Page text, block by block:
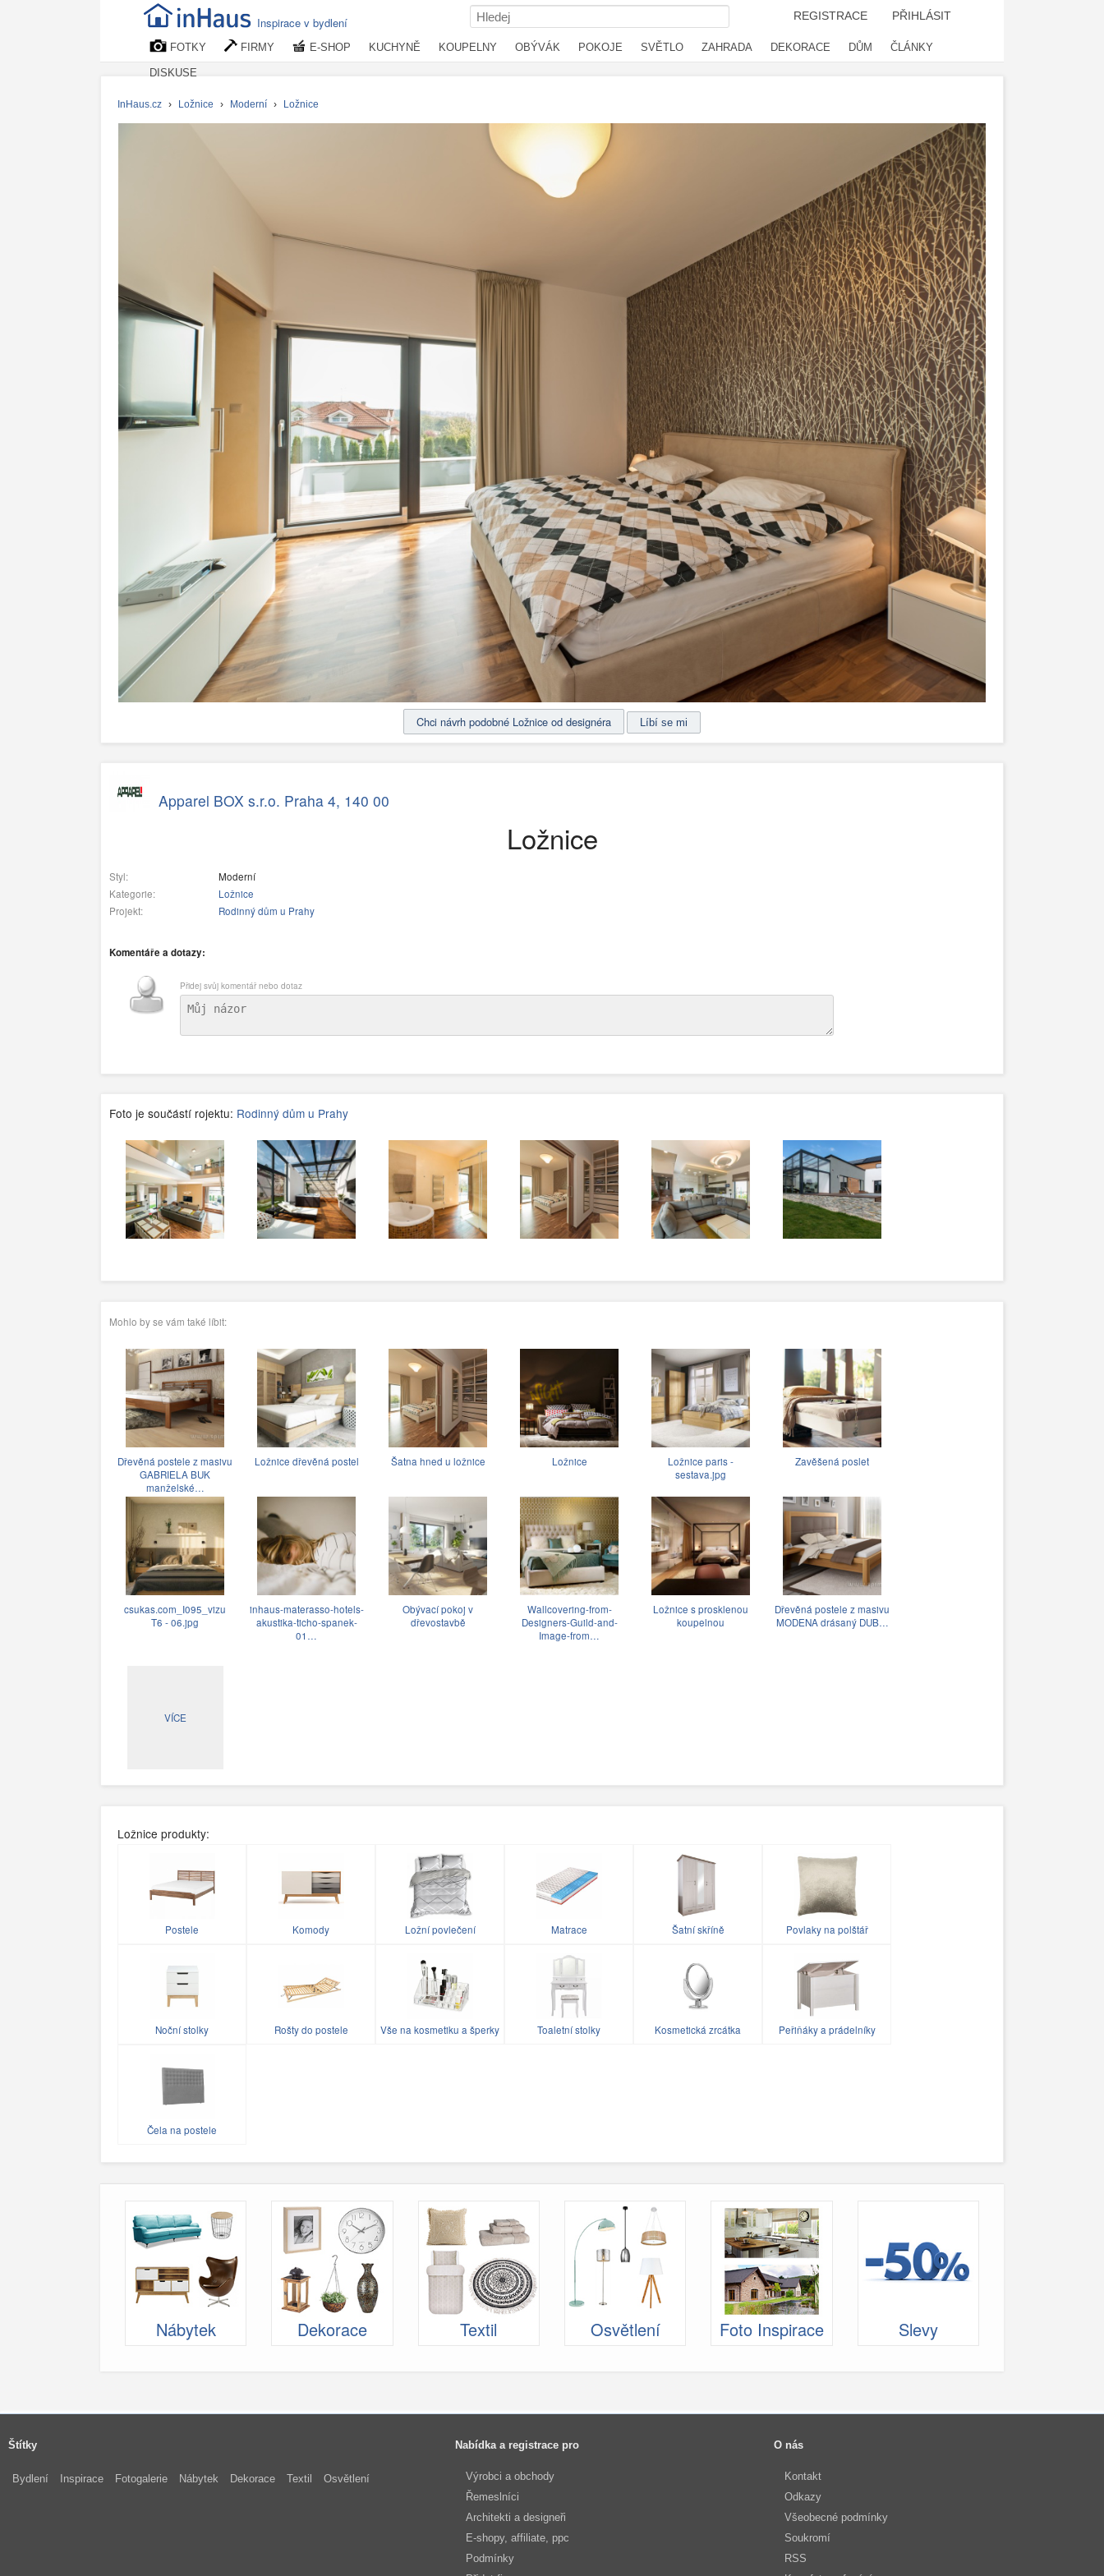
Inspirace v bydlení REGISTRACE PŘIHLÁSIT
FOTKY FIRMY E-SHOP KUCHYNĚ KOUPELNY OBÝVÁK POKOJE SVĚTLO ZAHRADA DEKORACE DŮM ČLÁNKY
DISKUSE
InHaus.cz › Ložnice › Moderní › Ložnice
Chci návrh podobné Ložnice od designéra
Apparel BOX s.r.o. Praha 4, 140 00
Ložnice
Styl:
Moderní
Kategorie:
Ložnice
Projekt:
Rodinný dům u Prahy
Komentáře a dotazy:
Přidej svůj komentář nebo dotaz
Foto je součástí rojektu: Rodinný dům u Prahy
Mohlo by se vám také líbit:
Dřevěná postele z masivu
GABRIELA BUK
manželské…
Ložnice dřevěná postel Šatna hned u ložnice Ložnice
Ložnice paris -
sestava.jpg
Zavěšená poslet
csukas.com_I095_vizu
T6 - 06.jpg
inhaus-materasso-hotels-
akustika-ticho-spanek-
01…
Obývací pokoj v
dřevostavbě
Wallcovering-from-
Designers-Guild-and-
Image-from…
Ložnice s prosklenou
koupelnou
Dřevěná postele z masivu
MODENA drásaný DUB…
VÍCE
Ložnice produkty:
Postele Komody Ložní povlečení Matrace Šatní skříně Povlaky na polštář
Noční stolky Rošty do postele Vše na kosmetiku a šperky Toaletní stolky Kosmetická zrcátka Peřiňáky a prádelníky
Čela na postele
Nábytek Dekorace Textil Osvětlení Foto Inspirace Slevy
Štítky
Bydlení Inspirace Fotogalerie Nábytek Dekorace Textil Osvětlení
Nabídka a registrace pro
Výrobci a obchody
Řemeslníci
Architekti a designeři
E-shopy, affiliate, ppc
Podmínky
O nás
Kontakt
Odkazy
Všeobecné podmínky
Soukromí
RSS